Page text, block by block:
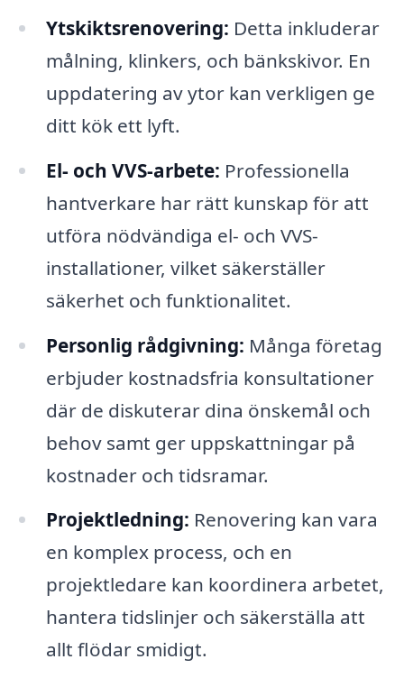
Ytskiktsrenovering: Detta inkluderar
målning, klinkers, och bänkskivor. En
uppdatering av ytor kan verkligen ge
ditt kök ett lyft.
El- och VVS-arbete: Professionella
hantverkare har rätt kunskap för att
utföra nödvändiga el- och VVS-
installationer, vilket säkerställer
säkerhet och funktionalitet.
Personlig rådgivning: Många företag
erbjuder kostnadsfria konsultationer
där de diskuterar dina önskemål och
behov samt ger uppskattningar på
kostnader och tidsramar.
Projektledning: Renovering kan vara
en komplex process, och en
projektledare kan koordinera arbetet,
hantera tidslinjer och säkerställa att
allt flödar smidigt.